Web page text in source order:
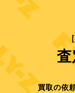
買取の依